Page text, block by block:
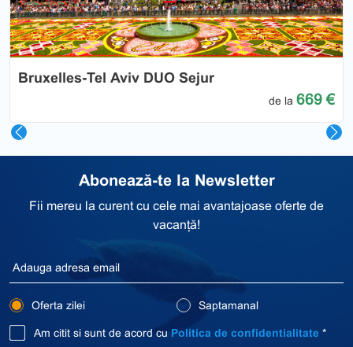
Bruxelles-Tel Aviv DUO Sejur
de la 669 €
Abonează-te la Newsletter
Fii mereu la curent cu cele mai avantajoase oferte de
vacanță!
Oferta zilei Saptamanal
Am citit si sunt de acord cu Politica de confidentialitate *